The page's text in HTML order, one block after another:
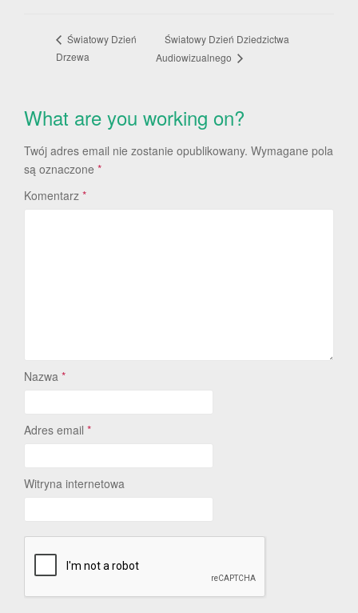
Światowy Dzień
Drzewa
Światowy Dzień Dziedzictwa
Audiowizualnego
What are you working on?
Twój adres email nie zostanie opublikowany. Wymagane pola
są oznaczone *
Komentarz *
Nazwa *
Adres email *
Witryna internetowa